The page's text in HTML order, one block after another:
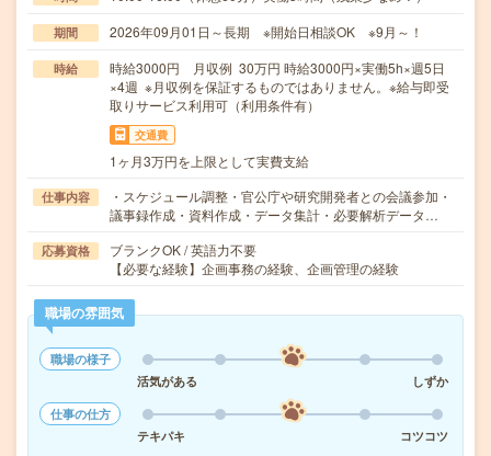
期間 2026年09月01日～長期 ※開始日相談OK ※9月～！
時給
時給3000円 月収例 30万円 時給3000円×実働5h×週5日
×4週 ※月収例を保証するものではありません。※給与即受
取りサービス利用可（利用条件有）
交通費
1ヶ月3万円を上限として実費支給
仕事内容
・スケジュール調整・官公庁や研究開発者との会議参加・
議事録作成・資料作成・データ集計・必要解析データ…
応募資格
ブランクOK / 英語力不要
【必要な経験】企画事務の経験、企画管理の経験
職場の雰囲気
職場の様子
活気がある
しずか
仕事の仕方
テキパキ
コツコツ